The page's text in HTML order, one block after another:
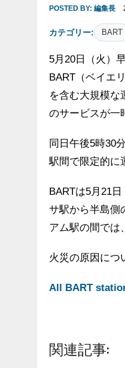
POSTED BY: 編集長
カテゴリー: BART
5月20日（火）
BART（ベイエ
を含む大規模な
のサービスが一
同日午後5時30
駅間で限定的に
BARTは5月21
サ駅から半島側
アム駅の間では
火災の原因につ
All BART
関連記事: